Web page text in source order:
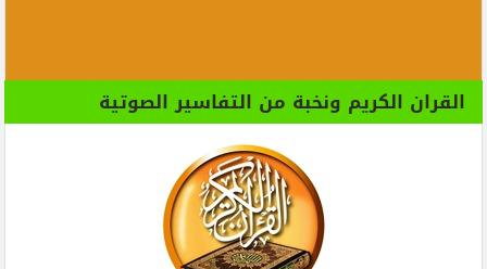
القران الكريم ونخبة من التفاسير الصوتية